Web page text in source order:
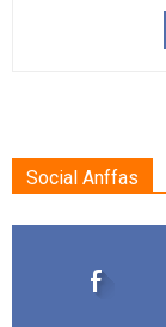
Social Anffas